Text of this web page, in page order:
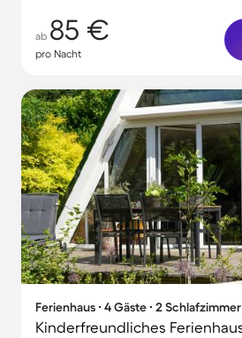
ab 85 €
pro Nacht
Ferienhaus ∙ 4 Gäste ∙ 2 Schlafzimmer